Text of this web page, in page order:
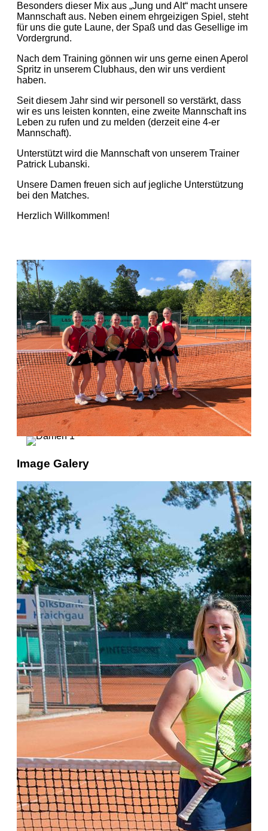
Besonders dieser Mix aus „Jung und Alt“ macht unsere
Mannschaft aus. Neben einem ehrgeizigen Spiel, steht
für uns die gute Laune, der Spaß und das Gesellige im
Vordergrund.
Nach dem Training gönnen wir uns gerne einen Aperol
Spritz in unserem Clubhaus, den wir uns verdient
haben.
Seit diesem Jahr sind wir personell so verstärkt, dass
wir es uns leisten konnten, eine zweite Mannschaft ins
Leben zu rufen und zu melden (derzeit eine 4-er
Mannschaft).
Unterstützt wird die Mannschaft von unserem Trainer
Patrick Lubanski.
Unsere Damen freuen sich auf jegliche Unterstützung
bei den Matches.
Herzlich Willkommen!
Image Galery